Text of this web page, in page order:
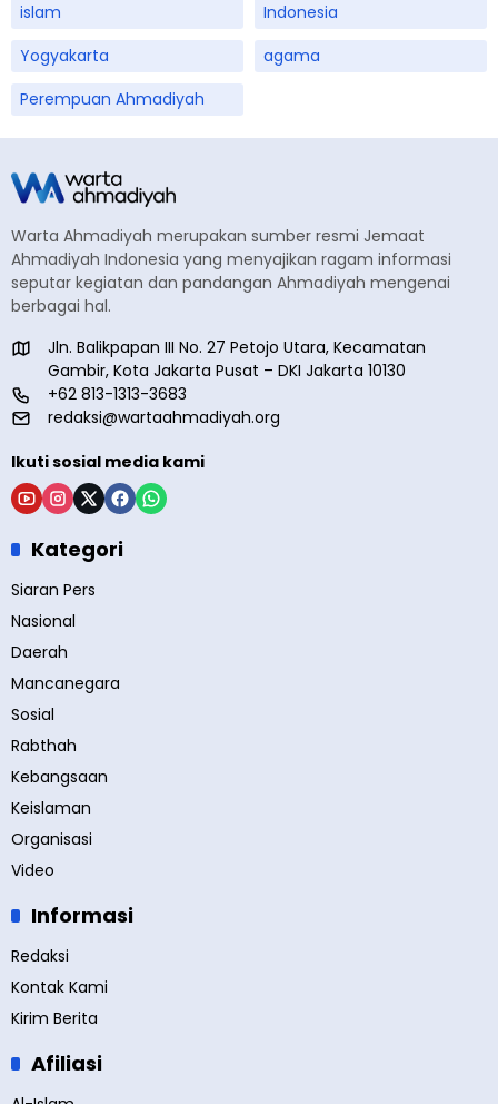
islam
Indonesia
Yogyakarta
agama
Perempuan Ahmadiyah
Warta Ahmadiyah merupakan sumber resmi Jemaat
Ahmadiyah Indonesia yang menyajikan ragam informasi
seputar kegiatan dan pandangan Ahmadiyah mengenai
berbagai hal.
Jln. Balikpapan III No. 27 Petojo Utara, Kecamatan
Gambir, Kota Jakarta Pusat – DKI Jakarta 10130
+62 813-1313-3683
redaksi@wartaahmadiyah.org
Ikuti sosial media kami
Kategori
Siaran Pers
Nasional
Daerah
Mancanegara
Sosial
Rabthah
Kebangsaan
Keislaman
Organisasi
Video
Informasi
Redaksi
Kontak Kami
Kirim Berita
Afiliasi